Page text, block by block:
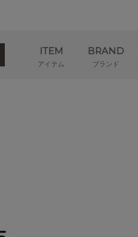
ITEM
アイテム
BRAND
ブランド